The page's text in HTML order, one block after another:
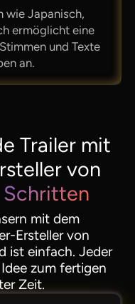
wie Japanisch,
ermöglicht eine
und Texte
an.
Trailer mit
von
Schritten
mit dem
Ersteller von
ist einfach. Jeder
zum fertigen
Zeit.